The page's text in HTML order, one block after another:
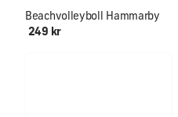
Beachvolleyboll Hammarby
249 kr